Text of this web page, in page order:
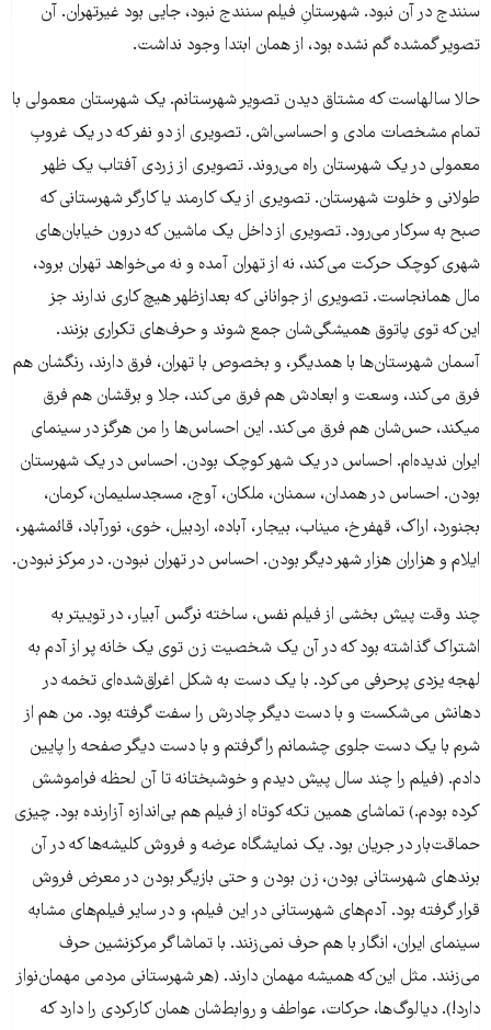
سنندج در آن نبود. شهرستانِ فیلم سنندج نبود، جایی بود غیرتهران. آن
تصویر گمشده گم نشده بود، از همان ابتدا وجود نداشت.
حالا سالهاست که مشتاق دیدن تصویر شهرستانم. یک شهرستان معمولی با
تمام مشخصات مادی و احساسی‌اش. تصویری از دو نفر که در یک غروبِ
معمولی در یک شهرستان راه می‌روند. تصویری از زردی آفتاب یک ظهر
طولانی و خلوت شهرستان. تصویری از یک کارمند یا کارگر شهرستانی که
صبح به سرکار می‌رود. تصویری از داخل یک ماشین که درون خیابان‌های
شهری کوچک حرکت می‌کند، نه از تهران آمده و نه می‌خواهد تهران برود،
مال همانجاست. تصویری از جوانانی که بعدازظهر هیچ کاری ندارند جز
این‌که توی پاتوق همیشگی‌شان جمع شوند و حرف‌های تکراری بزنند.
آسمان شهرستان‌ها با همدیگر، و بخصوص با تهران، فرق دارند، رنگشان هم
فرق می‌کند، وسعت و ابعادش هم فرق می‌کند، جلا و برقشان هم فرق
می‎کند، حس‌شان هم فرق می‌کند. این احساس‌ها را من هرگز در سینمای
ایران ندیده‌ام. احساس در یک شهر کوچک بودن. احساس در یک شهرستان
بودن. احساس در همدان، سمنان، ملکان، آوج، مسجد‌سلیمان، کرمان،
بجنورد، اراک، قهفرخ، میناب، بیجار، آباده، اردبیل، خوی، نورآباد، قائمشهر،
ایلام و هزاران هزار شهر دیگر بودن. احساس در تهران نبودن. در مرکز نبودن.
چند وقت پیش بخشی از فیلم نفس، ساخته نرگس آبیار، در توییتر به
اشتراک گذاشته بود که در آن یک شخصیت زن توی یک خانه پر از آدم به
لهجه یزدی پرحرفی می‌کرد. با یک دست به شکل اغراق‌شده‌ای تخمه در
دهانش می‌شکست و با دست دیگر چادرش را سفت گرفته بود. من هم از
شرم با یک دست جلوی چشمانم را گرفتم و با دست دیگر صفحه را پایین
دادم. (فیلم را چند سال پیش دیدم و خوشبختانه تا آن لحظه فراموشش
کرده بودم.) تماشای همین تکه کوتاه از فیلم هم بی‌اندازه آزارنده بود. چیزی
حماقت‌بار در جریان بود. یک نمایشگاه عرضه و فروش کلیشه‌ها که در آن
برندهای شهرستانی بودن، زن بودن و حتی بازیگر بودن در معرض فروش
قرار گرفته بود. آدم‌های شهرستانی در این فیلم، و در سایر فیلم‌های مشابه
سینمای ایران، انگار با هم حرف نمی‌زنند. با تماشاگر مرکزنشین حرف
می‌زنند. مثل این‌که همیشه مهمان ‌دارند. (هر شهرستانی مردمی مهمان‌نواز
دارد!). دیالوگ‌ها، حرکات، عواطف و روابط‌شان همان کارکردی را دارد که